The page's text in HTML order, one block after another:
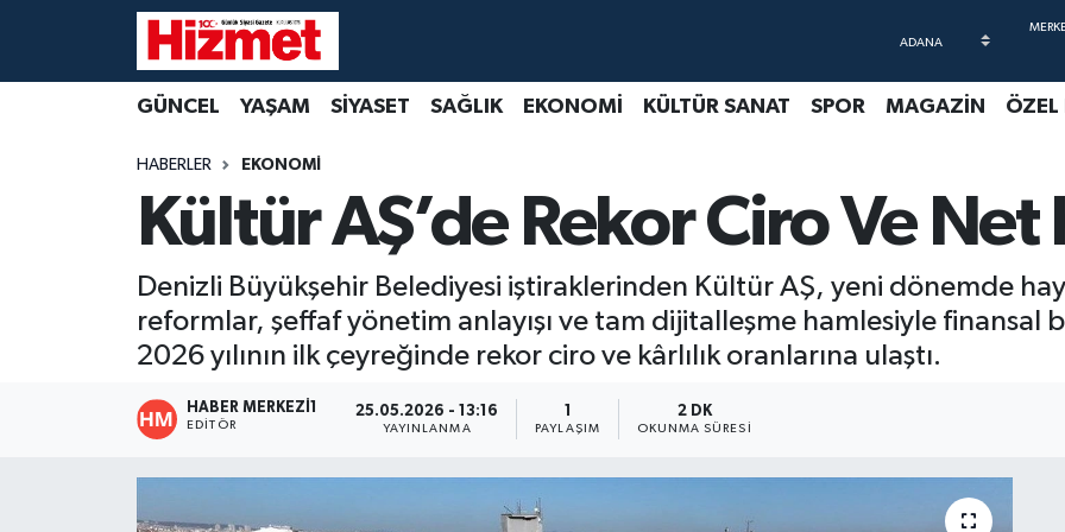
GÜNCEL YAŞAM SİYASET SAĞLIK EKONOMİ KÜLTÜR SANAT SPOR MAGAZİN ÖZEL
HABERLER EKONOMİ
Kültür AŞ’de Rekor Ciro Ve Net
Denizli Büyükşehir Belediyesi iştiraklerinden Kültür AŞ, yeni dönemde
reformlar, şeffaf yönetim anlayışı ve tam dijitalleşme hamlesiyle finansal
2026 yılının ilk çeyreğinde rekor ciro ve kârlılık oranlarına ulaştı.
HABER MERKEZI1
EDITÖR
25.05.2026 - 13:16
YAYINLANMA
1
PAYLAŞIM
2 DK
OKUNMA SÜRESI
EKONOMİ
Denizli Nöbetçi Eczaneler
Denizli Trafik Yoğunluk Haritası
Süper Lig Puan Durumu ve Fikstür
Tüm Manşetler